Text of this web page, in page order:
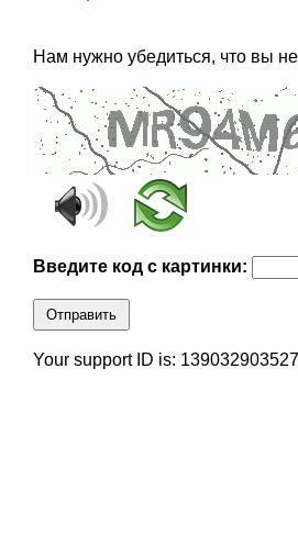
Нам нужно убедиться, что вы
Введите код с картинки:
Отправить
Your support ID is: